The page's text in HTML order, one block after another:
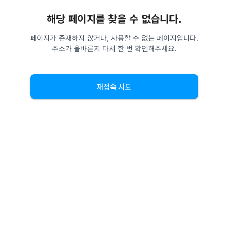
해당 페이지를 찾을 수 없습니다.
페이지가 존재하지 않거나, 사용할 수 없는 페이지입니다.
주소가 올바른지 다시 한 번 확인해주세요.
재접속 시도